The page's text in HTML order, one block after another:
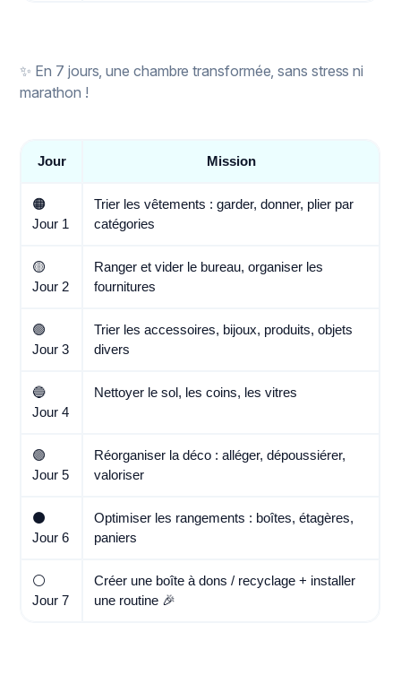
✨ En 7 jours, une chambre transformée, sans stress ni
marathon !
Jour Mission
🟠
Jour 1
Trier les vêtements : garder, donner, plier par
catégories
🟡
Jour 2
Ranger et vider le bureau, organiser les
fournitures
🟢
Jour 3
Trier les accessoires, bijoux, produits, objets
divers
🔵
Jour 4
Nettoyer le sol, les coins, les vitres
🟣
Jour 5
Réorganiser la déco : alléger, dépoussiérer,
valoriser
⚫️
Jour 6
Optimiser les rangements : boîtes, étagères,
paniers
⚪️
Jour 7
Créer une boîte à dons / recyclage + installer
une routine 🎉